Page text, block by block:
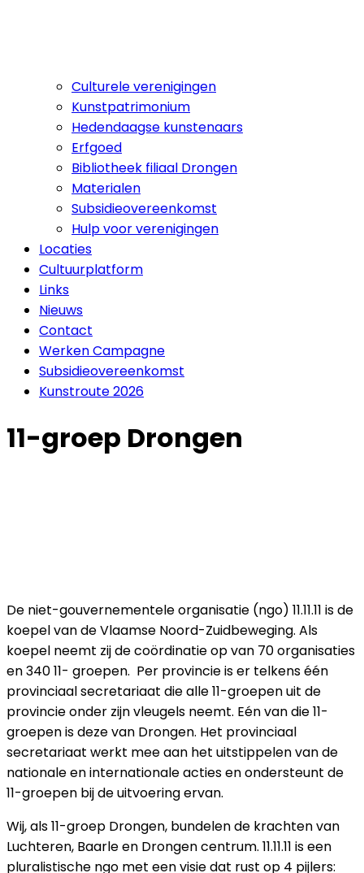
Culturele verenigingen
Kunstpatrimonium
Hedendaagse kunstenaars
Erfgoed
Bibliotheek filiaal Drongen
Materialen
Subsidieovereenkomst
Hulp voor verenigingen
Locaties
Cultuurplatform
Links
Nieuws
Contact
Werken Campagne
Subsidieovereenkomst
Kunstroute 2026
11-groep Drongen
De niet-gouvernementele organisatie (ngo) 11.11.11 is de
koepel van de Vlaamse Noord-Zuidbeweging. Als
koepel neemt zij de coördinatie op van 70 organisaties
en 340 11- groepen. Per provincie is er telkens één
provinciaal secretariaat die alle 11-groepen uit de
provincie onder zijn vleugels neemt. Eén van die 11-
groepen is deze van Drongen. Het provinciaal
secretariaat werkt mee aan het uitstippelen van de
nationale en internationale acties en ondersteunt de
11-groepen bij de uitvoering ervan.
Wij, als 11-groep Drongen, bundelen de krachten van
Luchteren, Baarle en Drongen centrum. 11.11.11 is een
pluralistische ngo met een visie dat rust op 4 pijlers: